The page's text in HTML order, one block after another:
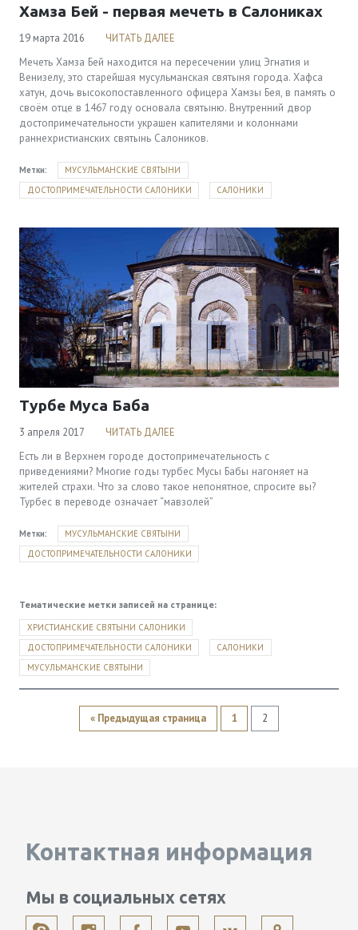
Хамза Бей - первая мечеть в Салониках
19 марта 2016
ЧИТАТЬ ДАЛЕЕ
Мечеть Хамза Бей находится на пересечении улиц Эгнатия и
Венизелу, это старейшая мусульманская святыня города. Хафса
хатун, дочь высокопоставленного офицера Хамзы Бея, в память о
своём отце в 1467 году основала святыню. Внутренний двор
достопримечательности украшен капителями и колоннами
раннехристианских святынь Салоников.
Метки:
МУСУЛЬМАНСКИЕ СВЯТЫНИ
ДОСТОПРИМЕЧАТЕЛЬНОСТИ САЛОНИКИ
САЛОНИКИ
Турбе Муса Баба
3 апреля 2017
ЧИТАТЬ ДАЛЕЕ
Есть ли в Верхнем городе достопримечательность с
приведениями? Многие годы турбес Мусы Бабы нагоняет на
жителей страхи. Что за слово такое непонятное, спросите вы?
Турбес в переводе означает “мавзолей”
Метки:
МУСУЛЬМАНСКИЕ СВЯТЫНИ
ДОСТОПРИМЕЧАТЕЛЬНОСТИ САЛОНИКИ
Тематические метки записей на странице:
ХРИСТИАНСКИЕ СВЯТЫНИ САЛОНИКИ
ДОСТОПРИМЕЧАТЕЛЬНОСТИ САЛОНИКИ
САЛОНИКИ
МУСУЛЬМАНСКИЕ СВЯТЫНИ
« Предыдущая страница 1 2
Контактная информация
Мы в социальных сетях